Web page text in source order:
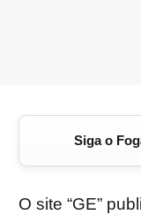
Siga o
O site “GE”